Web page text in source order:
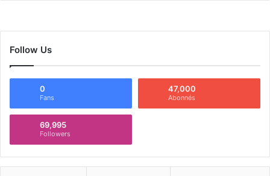
Follow Us
0
Fans
47,000
Abonnés
69,995
Followers